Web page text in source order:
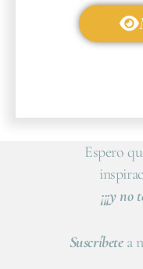
Espero
¡¡¡y
Suscríbetea